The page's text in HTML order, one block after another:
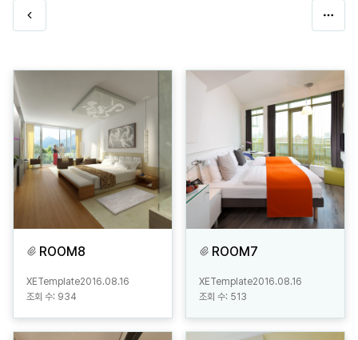
ROOM8
XETemplate2016.08.16
조회 수: 934
ROOM7
XETemplate2016.08.16
조회 수: 513